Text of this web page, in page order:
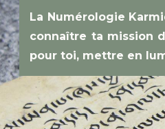
La Numérologie
connaître ta mission
pour toi, mettre en